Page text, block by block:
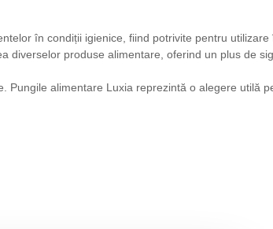
în condiții igienice, fiind potrivite pentru utilizare
diverselor produse alimentare, oferind un plus de
Pungile alimentare Luxia reprezintă o alegere utilă